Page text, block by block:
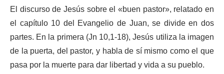
El discurso de Jesús sobre el «buen pastor», relatado en
el capítulo 10 del Evangelio de Juan, se divide en dos
partes. En la primera (Jn 10,1-18), Jesús utiliza la imagen
de la puerta, del pastor, y habla de sí mismo como el que
pasa por la muerte para dar libertad y vida a su pueblo.